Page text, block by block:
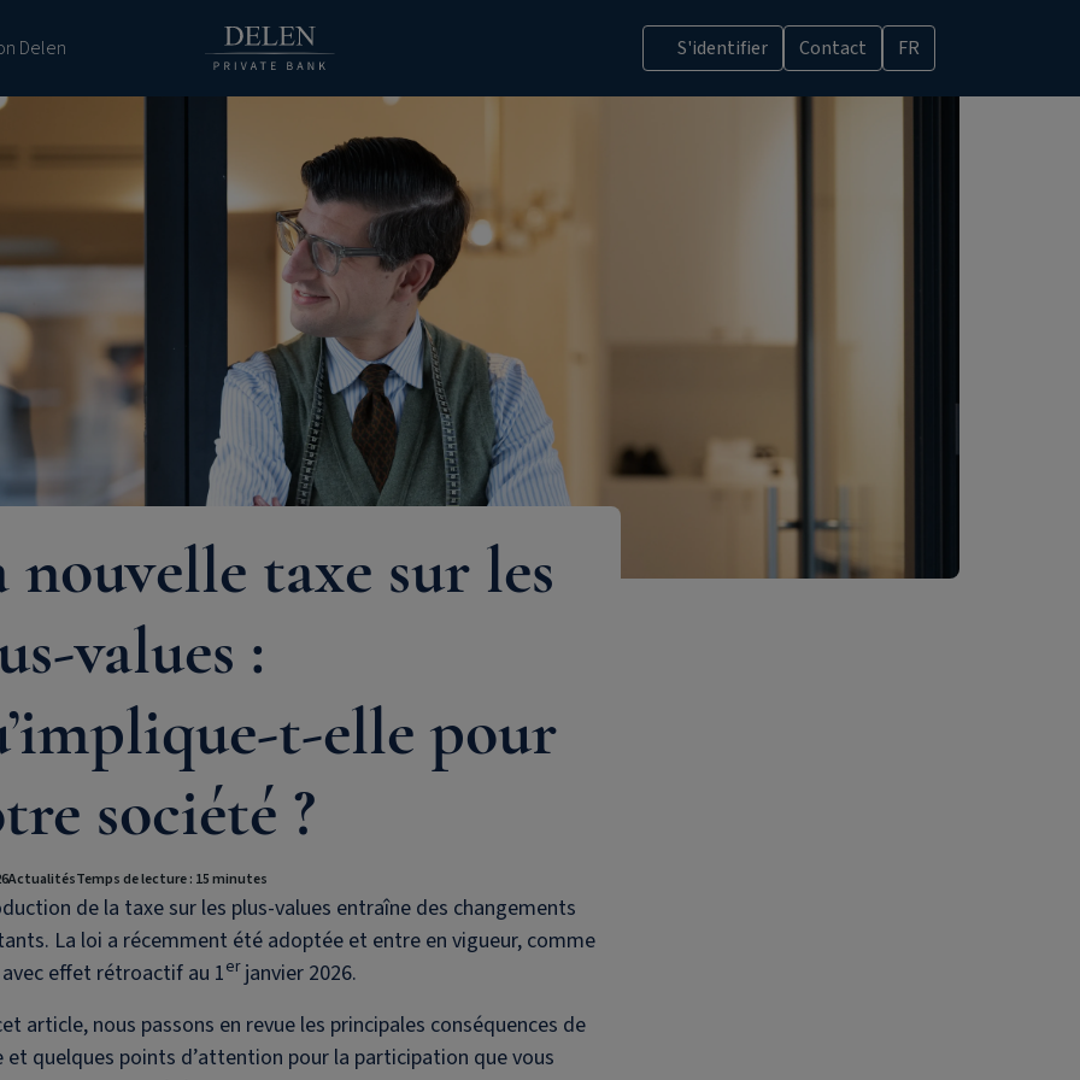
Delen S'identifier Contact FR
nouvelle taxe sur les
values :
t-elle pour
société ?
ActualitésTemps de lecture : 15 minutes
de la taxe sur les plus-values entraîne des changements
La loi a récemment été adoptée et entre en vigueur, comme
effet rétroactif au 1erjanvier 2026.
article, nous passons en revue les principales conséquences de
et quelques points d’attention pour la participation que vous